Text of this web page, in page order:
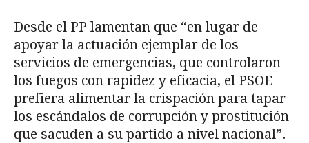
Desde el PP lamentan que “en lugar de
apoyar la actuación ejemplar de los
servicios de emergencias, que controlaron
los fuegos con rapidez y eficacia, el PSOE
prefiera alimentar la crispación para tapar
los escándalos de corrupción y prostitución
que sacuden a su partido a nivel nacional”.